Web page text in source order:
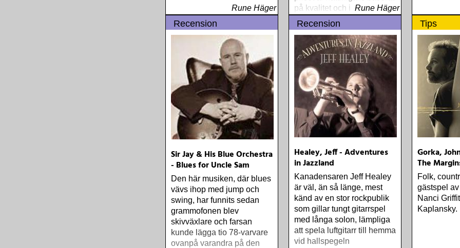
Rune Häger
på kvalitet och inte kvantitet
Rune Häger
Recension
Sir Jay & His Blue Orchestra
- Blues for Uncle Sam
Den här musiken, där blues
vävs ihop med jump och
swing, har funnits sedan
grammofonen blev
skivväxlare och farsan
kunde lägga tio 78-varvare
ovanpå varandra på den
Recension
Healey, Jeff - Adventures
in Jazzland
Kanadensaren Jeff Healey
är väl, än så länge, mest
känd av en stor rockpublik
som gillar tungt gitarrspel
med långa solon, lämpliga
att spela luftgitarr till hemma
vid hallspegeln
Tips
Gorka,
The
Folk,
gästspel
Nanci
Kaplansky.